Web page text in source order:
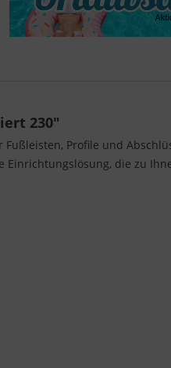
230"
Profile und
Einrichtungslösung, die zu